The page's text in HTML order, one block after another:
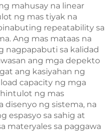
mahusay na linear
ng mas tiyak na
repeatability sa
Ang mas mataas na
nagpapabuti sa kalidad
ang mga depekto
ang kasiyahan ng
capacity ng mga
ng mas
disenyo ng sistema, na
espasyo sa sahig at
materyales sa paggawa